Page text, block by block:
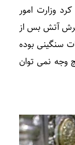
وزارت امور
آتش بس از
سنگینی بوده
وجه نمی توان